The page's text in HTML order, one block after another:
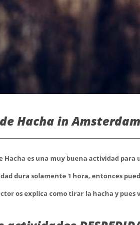
Hacha in
Hacha es una muy buena actividad
dura solamente 1 hora, entonces
os explica como tirar la hacha y pues